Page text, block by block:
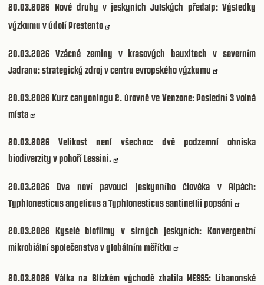
20.03.2026 Nové druhy v jeskyních Julských předalp: Výsledky
výzkumu v údolí Prestento
20.03.2026 Vzácné zeminy v krasových bauxitech v severním
Jadranu: strategický zdroj v centru evropského výzkumu
20.03.2026 Kurz canyoningu 2. úrovně ve Venzone: Poslední 3 volná
místa
20.03.2026 Velikost není všechno: dvě podzemní ohniska
biodiverzity v pohoří Lessini.
20.03.2026Dva noví pavouci jeskynního člověka v Alpách:
Typhlonesticus angelicus a Typhlonesticus santinellii popsáni
20.03.2026 Kyselé biofilmy v sirných jeskyních: Konvergentní
mikrobiální společenstva v globálním měřítku
20.03.2026 Válka na Blízkém východě zhatila MESS5: Libanonské